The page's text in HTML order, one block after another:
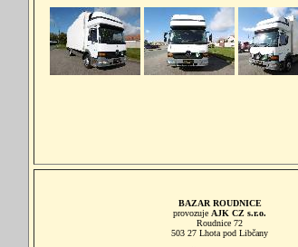
BAZAR ROUDNICE
provozuje AJK CZ s.r.o.
Roudnice 72
503 27 Lhota pod Libčany